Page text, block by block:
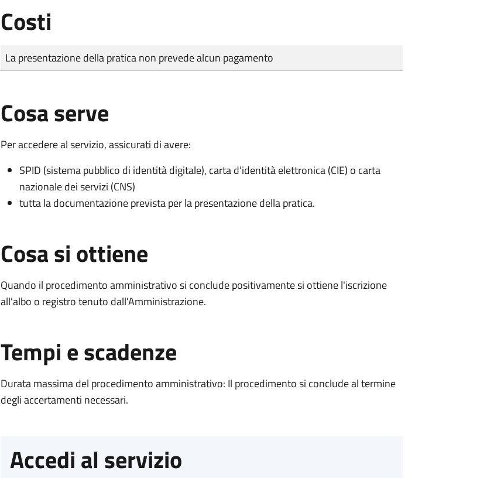
Costi
Tipo di pagamento
Importo
La presentazione della pratica non prevede alcun pagamento
Cosa serve
Per accedere al servizio, assicurati di avere:
SPID (sistema pubblico di identità digitale), carta d’identità elettronica (CIE) o carta
nazionale dei servizi (CNS)
tutta la documentazione prevista per la presentazione della pratica.
Cosa si ottiene
Quando il procedimento amministrativo si conclude positivamente si ottiene l'iscrizione
all'albo o registro tenuto dall'Amministrazione.
Tempi e scadenze
Durata massima del procedimento amministrativo: Il procedimento si conclude al termine
degli accertamenti necessari.
Accedi al servizio